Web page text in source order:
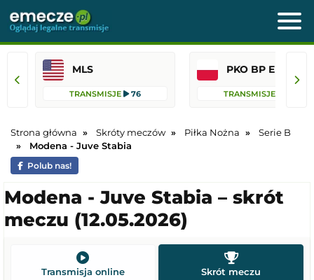
MLS
TRANSMISJE 76 TRANSMISJE
Strona główna Skróty meczów Piłka Nożna
Serie B
Modena - Juve Stabia
Polub nas!
Modena - Juve Stabia – skrót
meczu (12.05.2026)
Transmisja online Skrót meczu